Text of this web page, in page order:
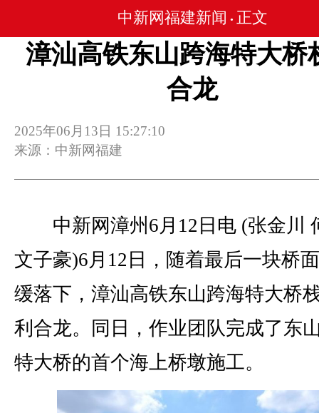
中新网福建新闻 • 正文
漳汕高铁东山跨海特大桥
合龙
2025年06月13日 15:27:10
来源：中新网福建
中新网漳州6月12日电 (张金川
文子豪)6月12日，随着最后一块桥
缓落下，漳汕高铁东山跨海特大桥
利合龙。同日，作业团队完成了东
特大桥的首个海上桥墩施工。